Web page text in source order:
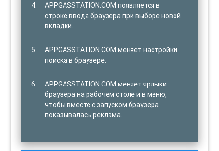
APPGASSTATION.COM появляется в
строке ввода браузера при выборе новой
вкладки.
APPGASSTATION.COM меняет настройки
поиска в браузере.
APPGASSTATION.COM меняет ярлыки
браузера на рабочем столе и в меню,
чтобы вместе с запуском браузера
показывалась реклама.